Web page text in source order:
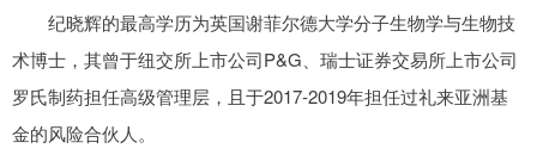
纪晓辉的最高学历为英国谢菲尔德大学分子生物学与生物技
术博士，其曾于纽交所上市公司P&G、瑞士证券交易所上市公司
罗氏制药担任高级管理层，且于2017-2019年担任过礼来亚洲基
金的风险合伙人。